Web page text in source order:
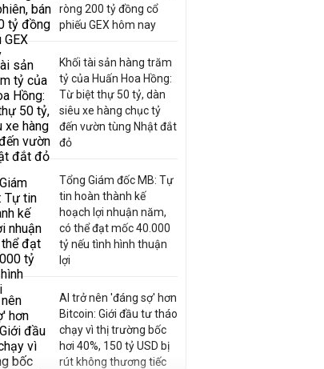
Tiến độ đường vành đai 3 TP
HCM
QUY HOẠCH 19:41 | 11/03/2025
Long An dự kiến bố trí hơn
1.200 tỷ cho Vành đai 3 TP
HCM năm 2025
QUY HOẠCH 20:14 | 24/06/2024
ròng 200 tỷ đồng cổ
phiếu GEX hôm nay
Khối tài sản hàng trăm
tỷ của Huấn Hoa Hồng:
Từ biệt thự 50 tỷ, dàn
siêu xe hàng chục tỷ
đến vườn tùng Nhật đắt
đỏ
Tổng Giám đốc MB: Tự
tin hoàn thành kế
hoạch lợi nhuận năm,
có thể đạt mốc 40.000
tỷ nếu tình hình thuận
lợi
AI trở nên 'đáng sợ' hơn
Bitcoin: Giới đầu tư tháo
chạy vì thị trường bốc
hơi 40%, 150 tỷ USD bị
rút không thương tiếc